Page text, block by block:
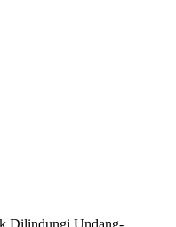
Dilindungi Undang-